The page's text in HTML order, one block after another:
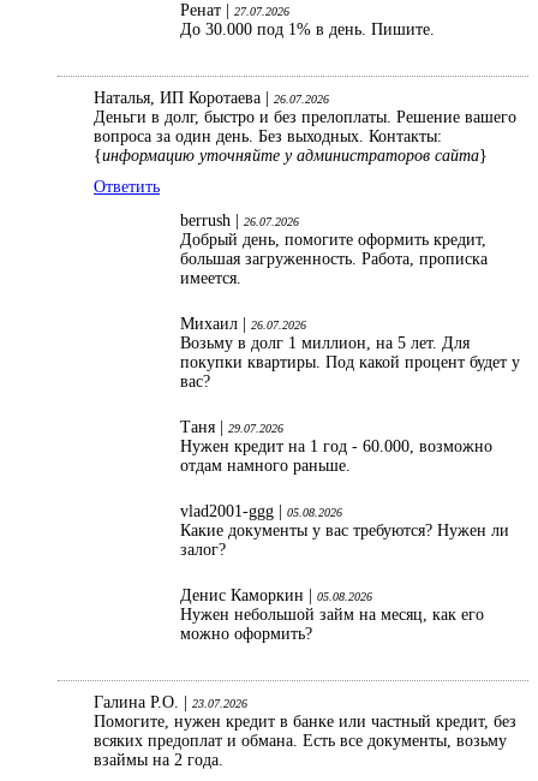
Ренат |
27.07.2026
До 30.000 под 1% в день. Пишите.
Наталья, ИП Коротаева | 26.07.2026
Деньги в долг, быстро и без прелоплаты. Решение вашего
вопроса за один день. Без выходных. Контакты:
{информацию уточняйте у администраторов сайта}
Ответить
berrush |
26.07.2026
Добрый день, помогите оформить кредит,
большая загруженность. Работа, прописка
имеется.
Михаил | 26.07.2026
Возьму в долг 1 миллион, на 5 лет. Для
покупки квартиры. Под какой процент будет у
вас?
Таня | 29.07.2026
Нужен кредит на 1 год - 60.000, возможно
отдам намного раньше.
vlad2001-ggg | 05.08.2026
Какие документы у вас требуются? Нужен ли
залог?
Денис Каморкин | 05.08.2026
Нужен небольшой займ на месяц, как его
можно оформить?
Галина Р.О. | 23.07.2026
Помогите, нужен кредит в банке или частный кредит, без
всяких предоплат и обмана. Есть все документы, возьму
взаймы на 2 года.